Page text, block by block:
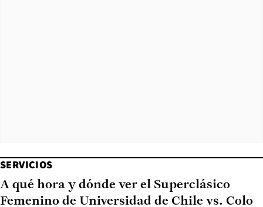
SERVICIOS
A qué hora y dónde ver el Superclásico
Femenino de Universidad de Chile vs. Colo